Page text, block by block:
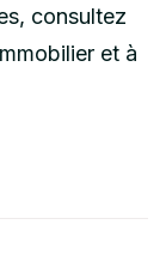
consultez
et à